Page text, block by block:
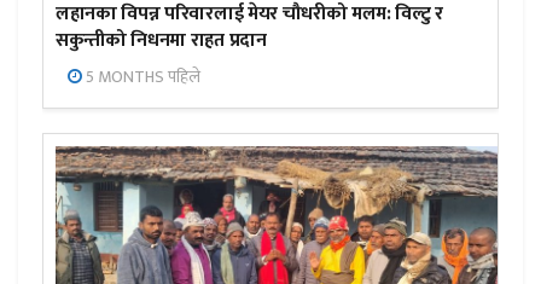
लहानका विपन्न परिवारलाई मेयर चौधरीको मलम: विल्टु र
सकुन्तीको निधनमा राहत प्रदान
5 MONTHS पहिले